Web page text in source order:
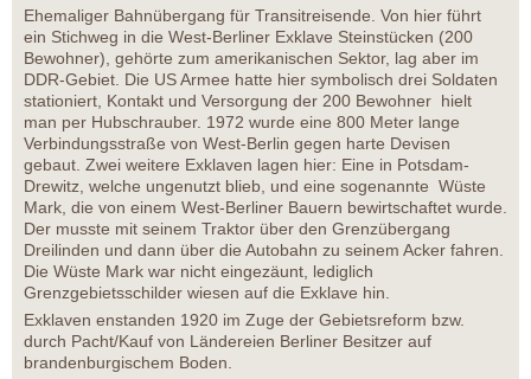
Ehemaliger Bahnübergang für Transitreisende. Von hier führt
ein Stichweg in die West-Berliner Exklave Steinstücken (200
Bewohner), gehörte zum amerikanischen Sektor, lag aber im
DDR-Gebiet. Die US Armee hatte hier symbolisch drei Soldaten
stationiert, Kontakt und Versorgung der 200 Bewohner hielt
man per Hubschrauber. 1972 wurde eine 800 Meter lange
Verbindungsstraße von West-Berlin gegen harte Devisen
gebaut. Zwei weitere Exklaven lagen hier: Eine in Potsdam-
Drewitz, welche ungenutzt blieb, und eine sogenannte Wüste
Mark, die von einem West-Berliner Bauern bewirtschaftet wurde.
Der musste mit seinem Traktor über den Grenzübergang
Dreilinden und dann über die Autobahn zu seinem Acker fahren.
Die Wüste Mark war nicht eingezäunt, lediglich
Grenzgebietsschilder wiesen auf die Exklave hin.
Exklaven enstanden 1920 im Zuge der Gebietsreform bzw.
durch Pacht/Kauf von Ländereien Berliner Besitzer auf
brandenburgischem Boden.